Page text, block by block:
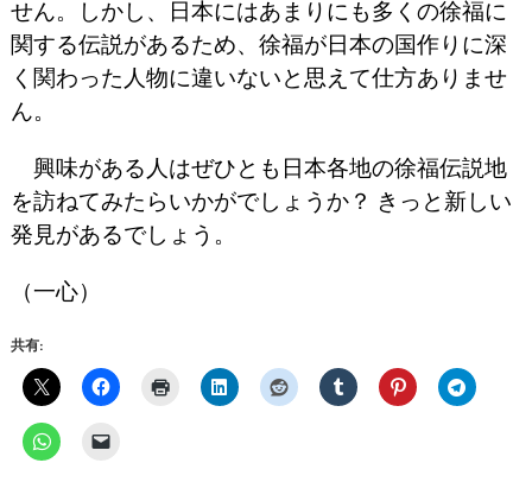
せん。しかし、日本にはあまりにも多くの徐福に
関する伝説があるため、徐福が日本の国作りに深
く関わった人物に違いないと思えて仕方ありませ
ん。
興味がある人はぜひとも日本各地の徐福伝説地
を訪ねてみたらいかがでしょうか？ きっと新しい
発見があるでしょう。
（一心）
共有: